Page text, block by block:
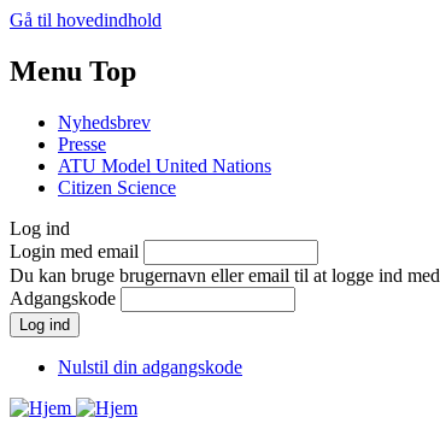
Gå til hovedindhold
Menu Top
Nyhedsbrev
Presse
ATU Model United Nations
Citizen Science
Log ind
Login med email
Du kan bruge brugernavn eller email til at logge ind med
Adgangskode
Nulstil din adgangskode